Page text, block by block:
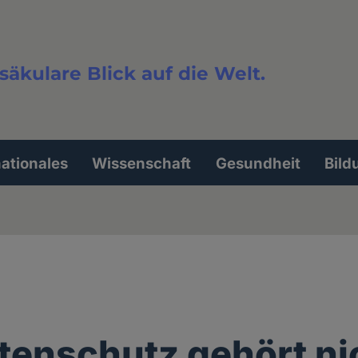
Blick auf die Welt.
Wissenschaft Gesundheit